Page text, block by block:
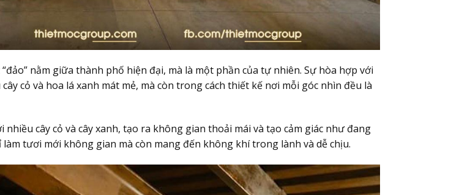
nằm giữa thành phố hiện đại, mà là một phần của tự nhiên. Sự hòa hợp với
cỏ và hoa lá xanh mát mẻ, mà còn trong cách thiết kế nơi mỗi góc nhìn đều là
cây cỏ và cây xanh, tạo ra không gian thoải mái và tạo cảm giác như đang
tươi mới không gian mà còn mang đến không khí trong lành và dễ chịu.